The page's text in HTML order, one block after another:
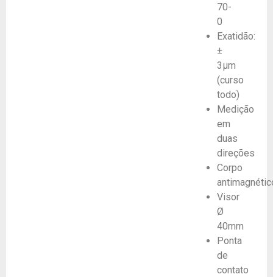
70-
0
Exatidão:
±
3µm
(curso
todo)
Medição
em
duas
direções
Corpo
Visor
Ø
40mm
Ponta
de
contato